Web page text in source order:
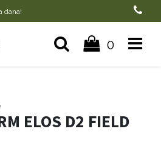
dana!
0
ELOS D2 FIELD